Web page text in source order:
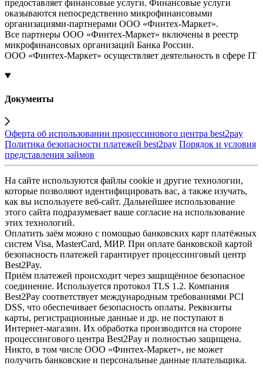
предоставляет финансовые услуги. Финансовые услуги
оказываются непосредственно микрофинансовыми
организациями-партнерами ООО «Финтех-Маркет».
Все партнеры ООО «Финтех-Маркет» включены в реестр
микрофинансовых организаций Банка России.
ООО «Финтех-Маркет» осуществляет деятельность в сфере IT
Документы
Оферта об использовании процессинового центра best2pay
Политика безопасности платежей best2pay Порядок и условия
представления займов
На сайте используются файлы cookie и другие технологии,
которые позволяют идентифицировать вас, а также изучать,
как вы используете веб-сайт. Дальнейшее использование
этого сайта подразумевает ваше согласие на использование
этих технологий.
Оплатить заём можно с помощью банковских карт платёжных
систем Visa, MasterCard, МИР. При оплате банковской картой
безопасность платежей гарантирует процессинговый центр
Best2Pay.
Приём платежей происходит через защищённое безопасное
соединение. Используется протокол TLS 1.2. Компания
Best2Pay соответствует международным требованиями PCI
DSS, что обеспечивает безопасность оплаты. Реквизиты
карты, регистрационные данные и др. не поступают в
Интернет-магазин. Их обработка производится на стороне
процессингового центра Best2Pay и полностью защищена.
Никто, в том числе ООО «Финтех-Маркет», не может
получить банковские и персональные данные плательщика.